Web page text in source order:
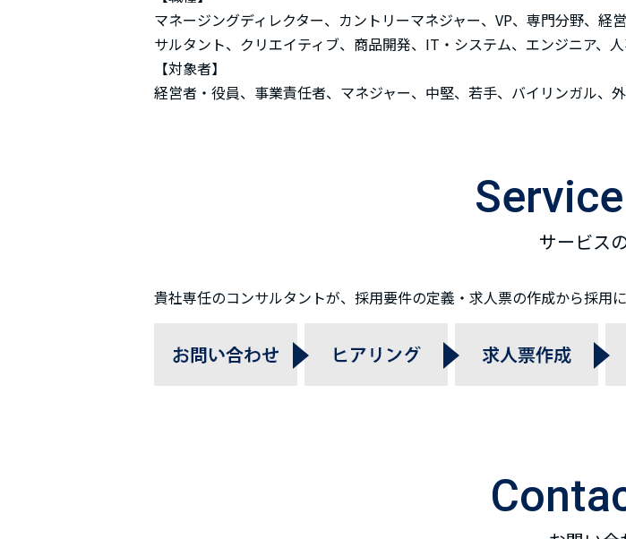
マネージングディレクター、カントリーマネジャー、VP、専門分野、
サルタント、クリエイティブ、商品開発、IT・システム、エンジニア、
【対象者】
経営者・役員、事業責任者、マネジャー、中堅、若手、バイリンガル、
サービス
貴社専任のコンサルタントが、採用要件の定義・求人票の作成から採用